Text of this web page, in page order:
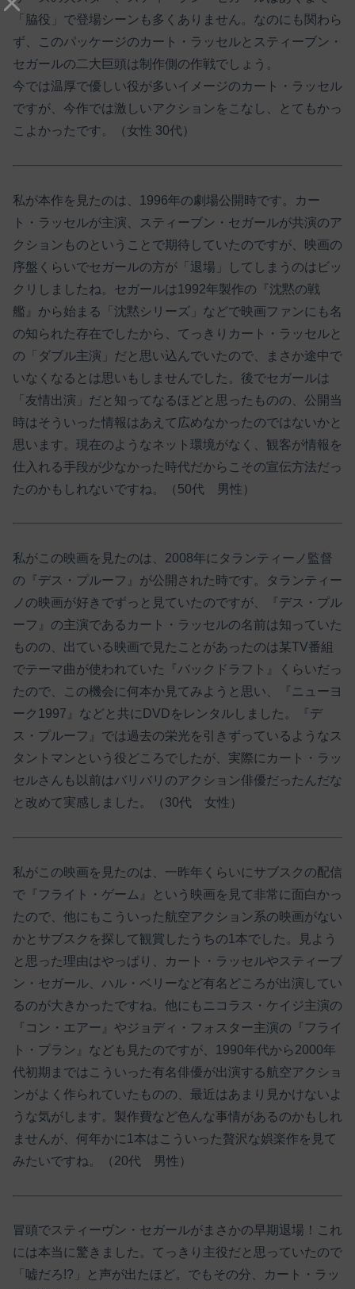
「脇役」で登場シーンも多くありません。なのにも関わら
ず、このパッケージのカート・ラッセルとスティーブン・
セガールの二大巨頭は制作側の作戦でしょう。
今では温厚で優しい役が多いイメージのカート・ラッセル
ですが、今作では激しいアクションをこなし、とてもかっ
こよかったです。（女性 30代）
私が本作を見たのは、1996年の劇場公開時です。カー
ト・ラッセルが主演、スティーブン・セガールが共演のア
クションものということで期待していたのですが、映画の
序盤くらいでセガールの方が「退場」してしまうのはビッ
クリしましたね。セガールは1992年製作の『沈黙の戦
艦』から始まる「沈黙シリーズ」などで映画ファンにも名
の知られた存在でしたから、てっきりカート・ラッセルと
の「ダブル主演」だと思い込んでいたので、まさか途中で
いなくなるとは思いもしませんでした。後でセガールは
「友情出演」だと知ってなるほどと思ったものの、公開当
時はそういった情報はあえて広めなかったのではないかと
思います。現在のようなネット環境がなく、観客が情報を
仕入れる手段が少なかった時代だからこその宣伝方法だっ
たのかもしれないですね。（50代 男性）
私がこの映画を見たのは、2008年にタランティーノ監督
の『デス・プルーフ』が公開された時です。タランティー
ノの映画が好きでずっと見ていたのですが、『デス・プル
ーフ』の主演であるカート・ラッセルの名前は知っていた
ものの、出ている映画で見たことがあったのは某TV番組
でテーマ曲が使われていた『バックドラフト』くらいだっ
たので、この機会に何本か見てみようと思い、『ニューヨ
ーク1997』などと共にDVDをレンタルしました。『デ
ス・プルーフ』では過去の栄光を引きずっているようなス
タントマンという役どころでしたが、実際にカート・ラッ
セルさんも以前はバリバリのアクション俳優だったんだな
と改めて実感しました。（30代 女性）
私がこの映画を見たのは、一昨年くらいにサブスクの配信
で『フライト・ゲーム』という映画を見て非常に面白かっ
たので、他にもこういった航空アクション系の映画がない
かとサブスクを探して観賞したうちの1本でした。見よう
と思った理由はやっぱり、カート・ラッセルやスティーブ
ン・セガール、ハル・ベリーなど有名どころが出演してい
るのが大きかったですね。他にもニコラス・ケイジ主演の
『コン・エアー』やジョディ・フォスター主演の『フライ
ト・プラン』なども見たのですが、1990年代から2000年
代初期まではこういった有名俳優が出演する航空アクショ
ンがよく作られていたものの、最近はあまり見かけないよ
うな気がします。製作費など色んな事情があるのかもしれ
ませんが、何年かに1本はこういった贅沢な娯楽作を見て
みたいですね。（20代 男性）
冒頭でスティーヴン・セガールがまさかの早期退場！これ
には本当に驚きました。てっきり主役だと思っていたので
「嘘だろ!?」と声が出たほど。でもその分、カート・ラッ